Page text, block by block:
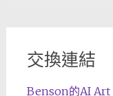
交換連結
Benson的AI Art